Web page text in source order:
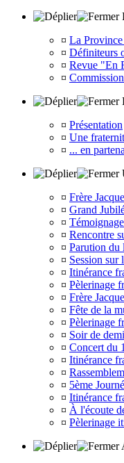
¤ La
¤ Définiteurs
¤ Revue "En
¤
¤ Présentation
¤ Une
¤ ... en
¤ Frère
¤ Grand
¤
¤ Rencontre
¤ Parution du
¤ Session
¤ Itinérance
¤ Pèlerinage
¤ Frère
¤ Fête de la
¤ Pèlerinage
¤ Soir de
¤ Concert du
¤ Itinérance
¤
¤ 5ème
¤ Itinérance
¤ À l'écoute
¤ Pèlerinage